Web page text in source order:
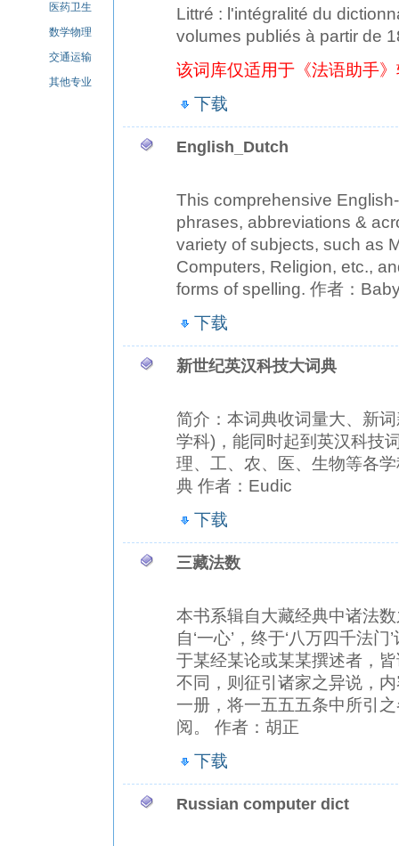
医药卫生
数学物理
交通运输
其他专业
Littré : l'intégralité du
volumes publiés à partir de
该词库仅适用于《法语助手
下载
English_Dutch
This comprehensive
phrases, abbreviations &
variety of subjects, such as
Computers, Religion, etc.,
forms of spelling. 作者：
下载
新世纪英汉科技大词典
简介：本词典收词量大、新
学科)，能同时起到英汉科技
理、工、农、医、生物等各
典 作者：Eudic
下载
三藏法数
本书系辑自大藏经典中诸法
自‘一心’，终于‘八万四千法
于某经某论或某某撰述者，
不同，则征引诸家之异说，
一册，将一五五五条中所引
阅。 作者：胡正
下载
Russian computer dict